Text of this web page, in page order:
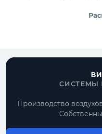
СИСТЕМЫ
Производство